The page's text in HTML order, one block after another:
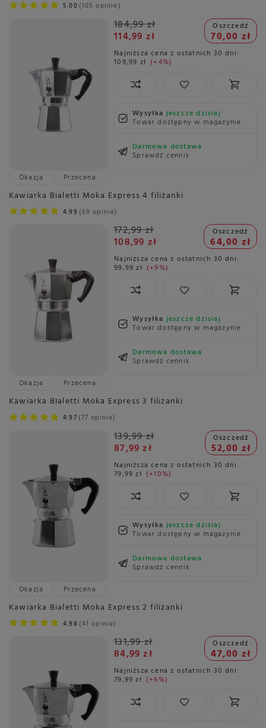
5.00 105 opinie
184,99 zł
114,99 zł
Oszczedź
70,00 zł
Najniższa cena z ostatnich 30 dni:
109,99 zł +4%
Wysyłkajeszcze dzisiaj
Towar dostępny w magazynie
Darmowa dostawa
Sprawdź cennik
Okazja
Przecena
Kawiarka Bialetti Moka Express 4 filiżanki
4.99 69 opinie
172,99 zł
108,99 zł
Oszczedź
64,00 zł
Najniższa cena z ostatnich 30 dni:
99,99 zł +9%
Wysyłkajeszcze dzisiaj
Towar dostępny w magazynie
Darmowa dostawa
Sprawdź cennik
Okazja
Przecena
Kawiarka BIaletti Moka Express 3 filiżanki
4.97 77 opinie
139,99 zł
87,99 zł
Oszczedź
52,00 zł
Najniższa cena z ostatnich 30 dni:
79,99 zł +10%
Wysyłkajeszcze dzisiaj
Towar dostępny w magazynie
Darmowa dostawa
Sprawdź cennik
Okazja
Przecena
Kawiarka Bialetti Moka Express 2 filiżanki
4.98 41 opinie
131,99 zł
84,99 zł
Oszczedź
47,00 zł
Najniższa cena z ostatnich 30 dni:
79,99 zł +6%